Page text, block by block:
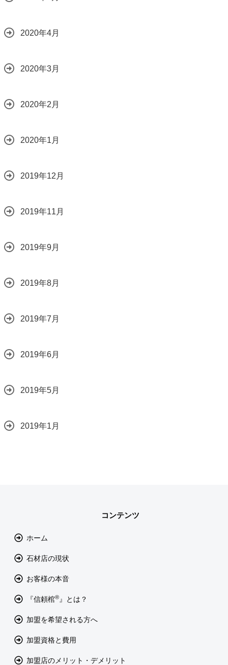
2020年4月
2020年3月
2020年2月
2020年1月
2019年12月
2019年11月
2019年9月
2019年8月
2019年7月
2019年6月
2019年5月
2019年1月
コンテンツ
ホーム
石材店の現状
お客様の本音
『信頼棺® 』とは？
加盟を希望される方へ
加盟資格と費用
加盟店のメリット・デメリット